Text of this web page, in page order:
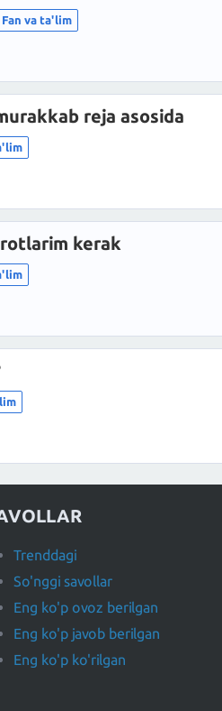
Fan va ta'lim
reja asosida
kerak
Trenddagi
So'nggi savollar
Eng ko'p ovoz berilgan
Eng ko'p javob berilgan
Eng ko'p ko'rilgan